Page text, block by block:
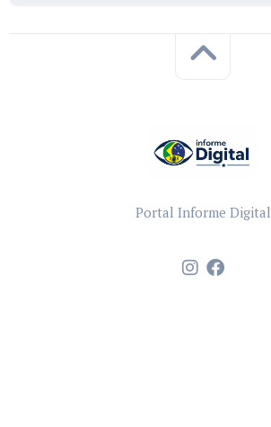
Portal Informe Digital